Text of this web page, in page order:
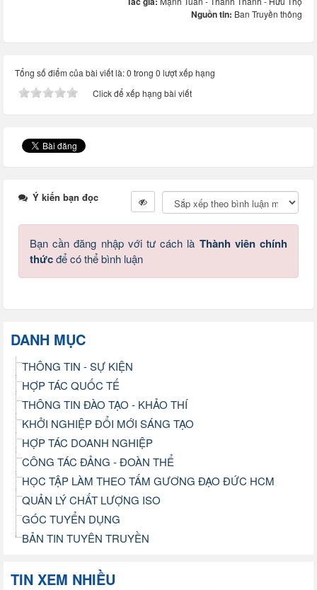
Nguồn tin: Ban Truyền thông
Tổng số điểm của bài viết là: 0 trong 0 lượt xếp hạng
Click để xếp hạng bài viết
Ý kiến bạn đọc
Bạn cần đăng nhập với tư cách là Thành viên chính
thứcđể có thể bình luận
DANH MỤC
THÔNG TIN - SỰ KIỆN
HỢP TÁC QUỐC TẾ
THÔNG TIN ĐÀO TẠO - KHẢO THÍ
KHỞI NGHIỆP ĐỔI MỚI SÁNG TẠO
HỢP TÁC DOANH NGHIỆP
CÔNG TÁC ĐẢNG - ĐOÀN THỂ
HỌC TẬP LÀM THEO TẤM GƯƠNG ĐẠO ĐỨC HCM
QUẢN LÝ CHẤT LƯỢNG ISO
GÓC TUYỂN DỤNG
BẢN TIN TUYÊN TRUYỀN
TIN XEM NHIỀU